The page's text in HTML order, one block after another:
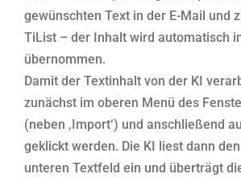
gewünschten Text in der E-Mail und
TiList – der Inhalt wird automatisch
übernommen.
Damit der Textinhalt von der KI
zunächst im oberen Menü des
(neben ‚Import‘) und anschließend
geklickt werden. Die KI liest dann
unteren Textfeld ein und überträgt